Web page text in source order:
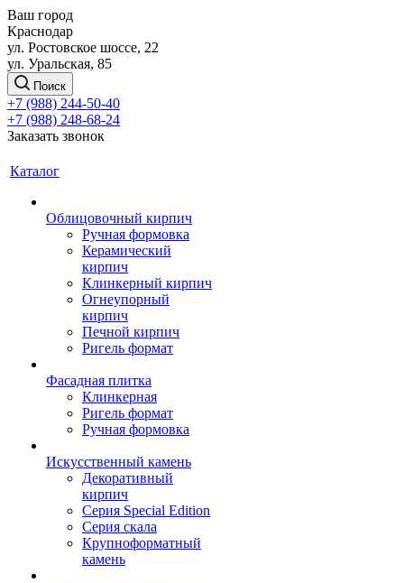
Ваш город
Краснодар
ул. Ростовское шоссе, 22
ул. Уральская, 85
Поиск
+7 (988) 244-50-40
+7 (988) 248-68-24
Заказать звонок
Каталог
Облицовочный кирпич
Ручная формовка
Керамический
кирпич
Клинкерный кирпич
Огнеупорный
кирпич
Печной кирпич
Ригель формат
Фасадная плитка
Клинкерная
Ригель формат
Ручная формовка
Искусственный камень
Декоративный
кирпич
Серия Special Edition
Серия скала
Крупноформатный
камень